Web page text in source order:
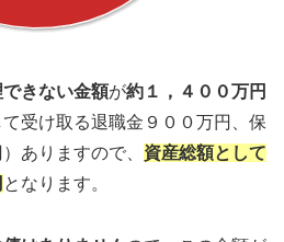
きない金額が約１，４００万円
て受け取る退職金９００万円、保
ありますので、 資産総額として
となります。